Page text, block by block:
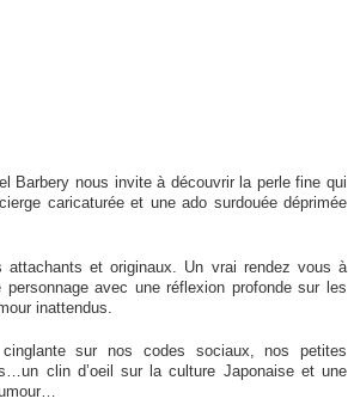
Barbery nous invite à découvrir la perle fine qui
caricaturée et une ado surdouée déprimée
attachants et originaux. Un vrai rendez vous à
avec une réflexion profonde sur les
inattendus.
cinglante sur nos codes sociaux, nos petites
clin d’oeil sur la culture Japonaise et une